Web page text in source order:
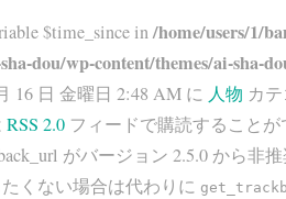
$time_since in/home/users/1/
dou/wp-content/themes/ai-sha-
16 日 金曜日 2:48 AM に 人物 カ
RSS 2.0 フィードで購読すること
がバージョン 2.5.0 から非
くない場合は代わりに